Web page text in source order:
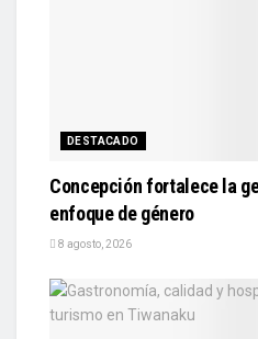
DESTACADO
Concepción fortalece la
enfoque de género
8 agosto, 2026